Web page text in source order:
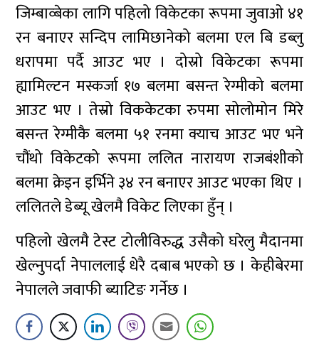
जिम्बाव्बेका लागि पहिलो विकेटका रूपमा जुवाओ ४१
रन बनाएर सन्दिप लामिछानेको बलमा एल बि डब्लु
धरापमा पर्दै आउट भए । दोस्रो विकेटका रूपमा
ह्यामिल्टन मस्कर्जा १७ बलमा बसन्त रेग्मीको बलमा
आउट भए । तेस्रो विककेटका रुपमा सोलोमोन मिरे
बसन्त रेग्मीकै बलमा ५१ रनमा क्याच आउट भए भने
चौंथो विकेटको रूपमा ललित नारायण राजबंशीको
बलमा क्रेइन इर्भिने ३४ रन बनाएर आउट भएका थिए ।
ललितले डेब्यू खेलमै विकेट लिएका हुँन् ।
पहिलो खेलमै टेस्ट टोलीविरुद्ध उसैको घरेलु मैदानमा
खेल्नुपर्दा नेपाललाई धेरै दबाब भएको छ । केहीबेरमा
नेपालले जवाफी ब्याटिङ गर्नेछ ।